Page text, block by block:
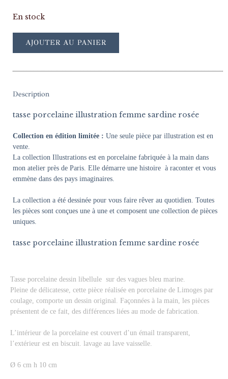
En stock
AJOUTER AU PANIER
Description
tasse porcelaine illustration femme sardine rosée
Collection en édition limitée : Une seule pièce par illustration est en
vente.
La collection Illustrations est en porcelaine fabriquée à la main dans
mon atelier près de Paris. Elle démarre une histoire à raconter et vous
emmène dans des pays imaginaires.
La collection a été dessinée pour vous faire rêver au quotidien. Toutes
les pièces sont conçues une à une et composent une collection de pièces
uniques.
tasse porcelaine illustration femme sardine rosée
Tasse porcelaine dessin libellule sur des vagues bleu marine.
Pleine de délicatesse, cette pièce réalisée en porcelaine de Limoges par
coulage, comporte un dessin original. Façonnées à la main, les pièces
présentent de ce fait, des différences liées au mode de fabrication.
L’intérieur de la porcelaine est couvert d’un émail transparent,
l’extérieur est en biscuit. lavage au lave vaisselle.
Ø 6 cm h 10 cm